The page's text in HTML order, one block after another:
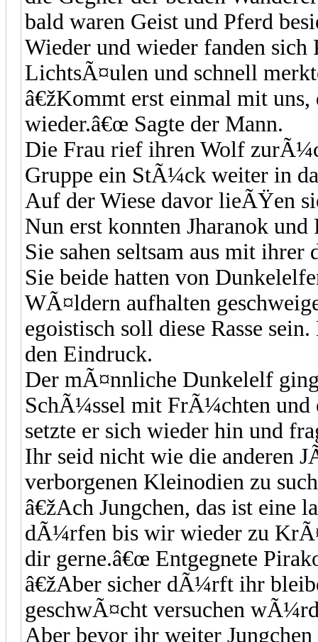
bald waren Geist und Pferd
Wieder und wieder fanden sich
LichtsÃ¤ulen und schnell
â€žKommt erst einmal mit uns,
wieder.â€œ Sagte der Mann.
Die Frau rief ihren Wolf
Gruppe ein StÃ¼ck weiter in
Auf der Wiese davor lieÃŸen
Nun erst konnten Jharanok
Sie sahen seltsam aus mit
Sie beide hatten von
WÃ¤ldern aufhalten
egoistisch soll diese Rasse
den Eindruck.
Der mÃ¤nnliche Dunkelelf
SchÃ¼ssel mit FrÃ¼chten und
setzte er sich wieder hin und
Ihr seid nicht wie die anderen
verborgenen Kleinodien zu
â€žAch Jungchen, das ist eine
dÃ¼rfen bis wir wieder zu
dir gerne.â€œ Entgegnete
â€žAber sicher dÃ¼rft ihr
geschwÃ¤cht versuchen
Aber bevor ihr weiter